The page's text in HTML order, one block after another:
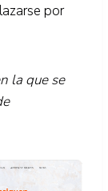
por
la que se